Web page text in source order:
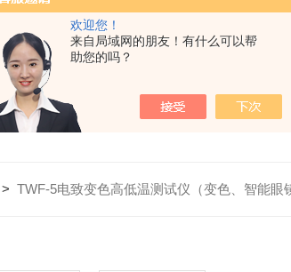
欢迎您！
来自局域网的朋友！有什么可以帮
助您的吗？
> TWF-5电致变色高低温测试仪（变色、智能眼